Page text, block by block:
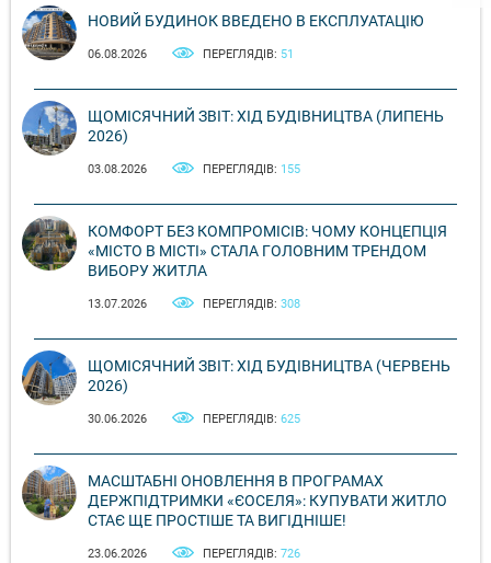
НОВИЙ БУДИНОК ВВЕДЕНО В ЕКСПЛУАТАЦІЮ
06.08.2026 ПЕРЕГЛЯДІВ: 51
ЩОМІСЯЧНИЙ ЗВІТ: ХІД БУДІВНИЦТВА (ЛИПЕНЬ
2026)
03.08.2026 ПЕРЕГЛЯДІВ: 155
КОМФОРТ БЕЗ КОМПРОМІСІВ: ЧОМУ КОНЦЕПЦІЯ
«МІСТО В МІСТІ» СТАЛА ГОЛОВНИМ ТРЕНДОМ
ВИБОРУ ЖИТЛА
13.07.2026 ПЕРЕГЛЯДІВ: 308
ЩОМІСЯЧНИЙ ЗВІТ: ХІД БУДІВНИЦТВА (ЧЕРВЕНЬ
2026)
30.06.2026 ПЕРЕГЛЯДІВ: 625
МАСШТАБНІ ОНОВЛЕННЯ В ПРОГРАМАХ
ДЕРЖПІДТРИМКИ «ЄОСЕЛЯ»: КУПУВАТИ ЖИТЛО
СТАЄ ЩЕ ПРОСТІШЕ ТА ВИГІДНІШЕ!
23.06.2026 ПЕРЕГЛЯДІВ: 726